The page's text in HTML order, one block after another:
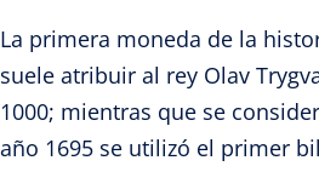
La primera moneda de la
suele atribuir al rey Olav
1000; mientras que se
año 1695 se utilizó el primer